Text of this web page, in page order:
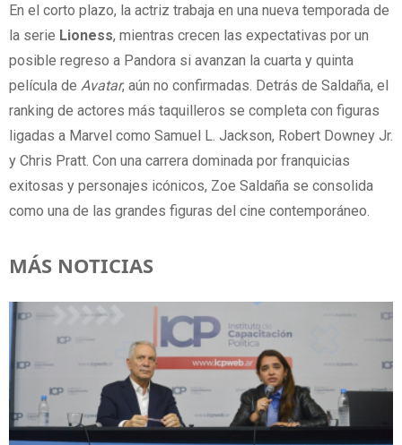
En el corto plazo, la actriz trabaja en una nueva temporada de
la serie Lioness, mientras crecen las expectativas por un
posible regreso a Pandora si avanzan la cuarta y quinta
película de Avatar, aún no confirmadas. Detrás de Saldaña, el
ranking de actores más taquilleros se completa con figuras
ligadas a Marvel como Samuel L. Jackson, Robert Downey Jr.
y Chris Pratt. Con una carrera dominada por franquicias
exitosas y personajes icónicos, Zoe Saldaña se consolida
como una de las grandes figuras del cine contemporáneo.
MÁS NOTICIAS